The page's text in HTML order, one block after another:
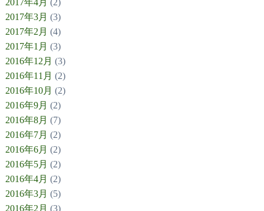
2017年4月 (2)
2017年3月 (3)
2017年2月 (4)
2017年1月 (3)
2016年12月 (3)
2016年11月 (2)
2016年10月 (2)
2016年9月 (2)
2016年8月 (7)
2016年7月 (2)
2016年6月 (2)
2016年5月 (2)
2016年4月 (2)
2016年3月 (5)
2016年2月 (3)